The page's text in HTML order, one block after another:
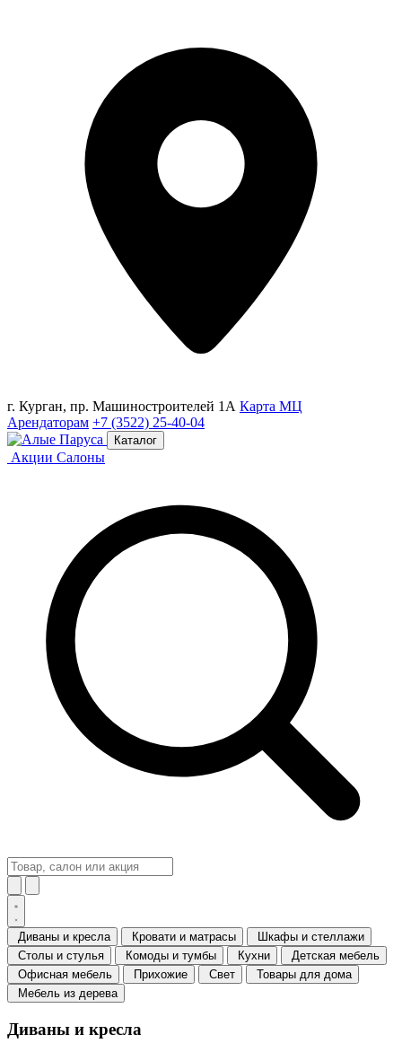
г. Курган, пр. Машиностроителей 1А Карта МЦ
Арендаторам +7 (3522) 25-40-04
Каталог
Акции Салоны
Диваны и кресла Кровати и матрасы
Шкафы и стеллажи
Столы и стулья
Комоды и тумбы Кухни
Детская мебель
Офисная мебель
Прихожие Свет
Товары для дома
Мебель из дерева
Диваны и кресла